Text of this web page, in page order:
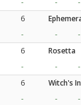
- - -
6
-
- -
6
Rosetta
-
- -
6
Witch's
-
- -